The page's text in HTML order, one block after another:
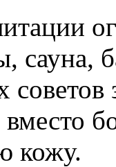
сауна,
кожу.